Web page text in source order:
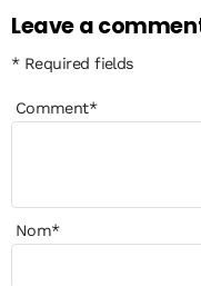
Leave a
* Required fields
Comment*
Nom*